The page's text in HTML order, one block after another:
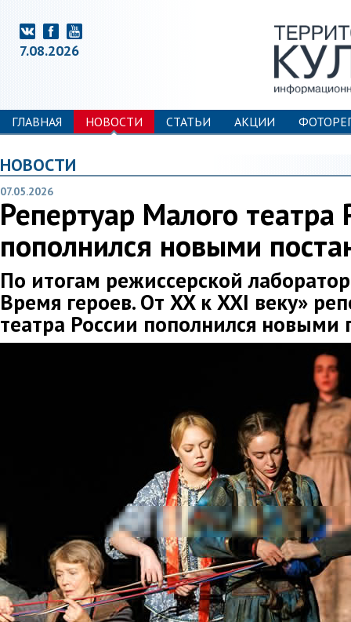
7.08.2026
ГЛАВНАЯ НОВОСТИ СТАТЬИ АКЦИИ
НОВОСТИ
07.05.2026
Репертуар Малого театра
пополнился новыми
По итогам режиссерской
Время героев. От XX к XXI веку»
театра России пополнился новыми